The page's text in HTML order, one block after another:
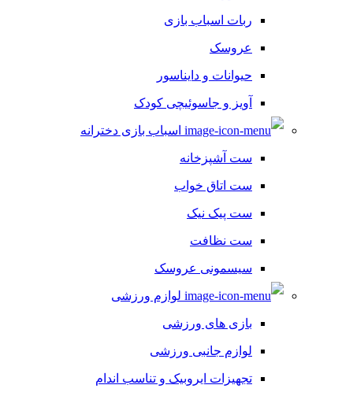
ربات اسباب بازی
عروسک
حیوانات و دایناسور
آویز و جاسوئیچی کودک
اسباب بازی دخترانه
ست آشپزخانه
ست اتاق خواب
ست پیک نیک
ست نظافت
سیسمونی عروسک
لوازم ورزشی
بازی های ورزشی
لوازم جانبی ورزشی
تجهیزات ایروبیک و تناسب اندام